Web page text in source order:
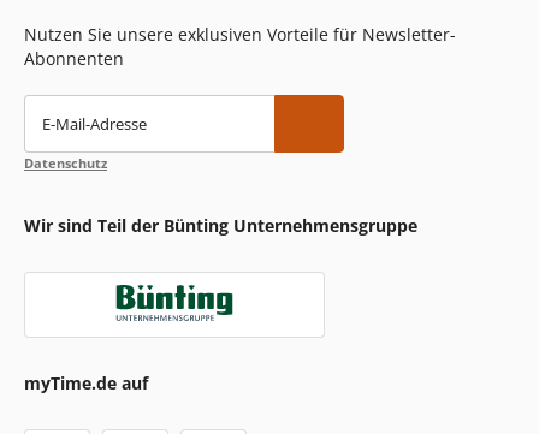
Nutzen Sie unsere exklusiven Vorteile für Newsletter-
Abonnenten
E-Mail-Adresse
Datenschutz
Wir sind Teil der Bünting Unternehmensgruppe
myTime.de auf